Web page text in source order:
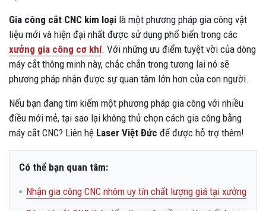
Gia công cắt CNC kim loại là một phương pháp gia công vật
liệu mới và hiện đại nhất được sử dụng phổ biến trong các
xưởng gia công cơ khí. Với những ưu điểm tuyệt vời của dòng
máy cắt thông minh này, chắc chắn trong tương lai nó sẽ
phương pháp nhận được sự quan tâm lớn hơn của con người.
Nếu bạn đang tìm kiếm một phương pháp gia công với nhiều
điều mới mẻ, tại sao lại không thử chọn cách gia công bằng
máy cắt CNC? Liên hệ Laser Việt Đức để được hỗ trợ thêm!
Có thể bạn quan tâm:
Nhận gia công CNC nhôm uy tín chất lượng giá tại xưởng